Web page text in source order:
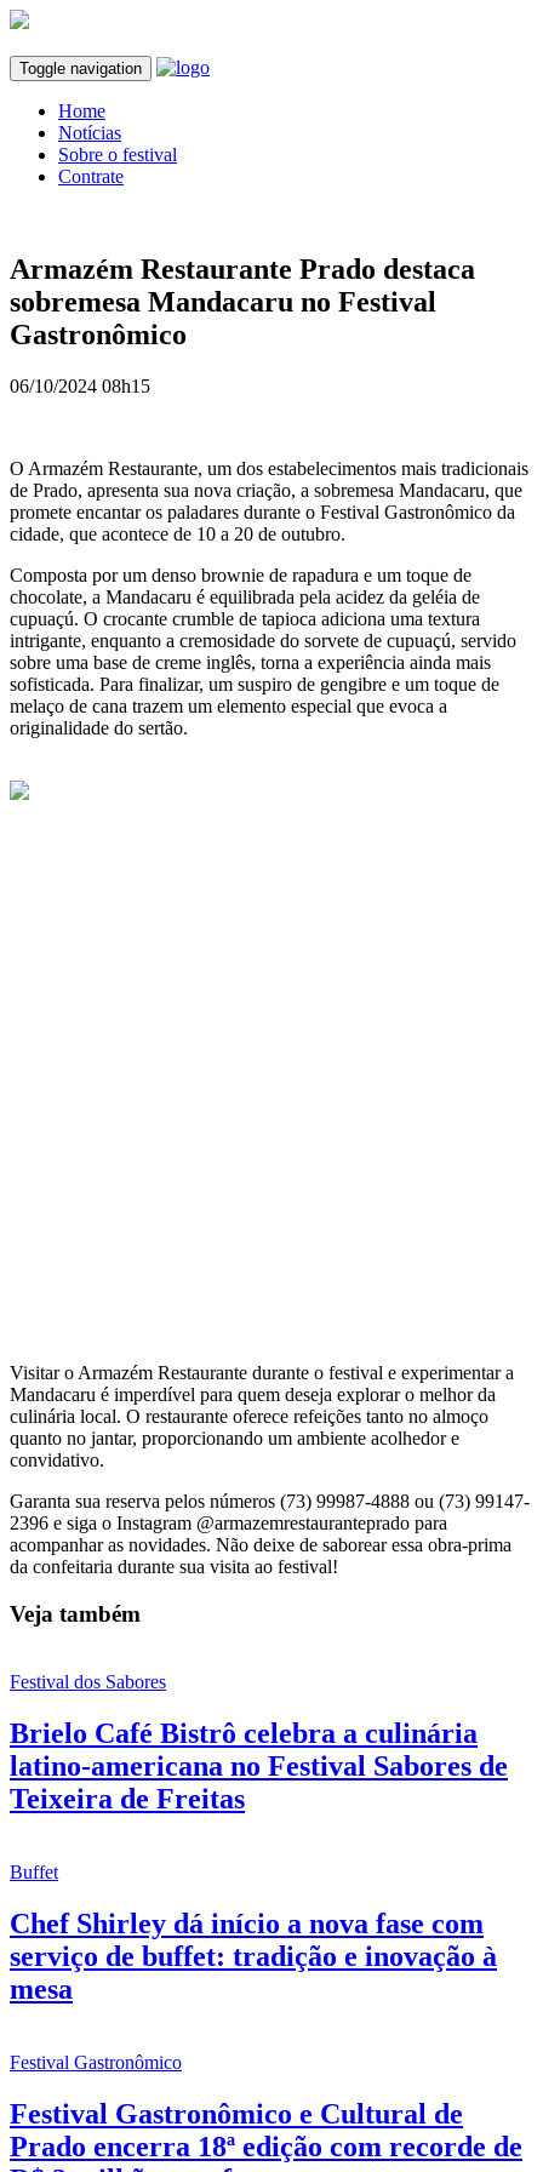
Toggle navigation
Home
Notícias
Sobre o festival
Contrate
Armazém Restaurante Prado destaca
sobremesa Mandacaru no Festival
Gastronômico
06/10/2024 08h15
O Armazém Restaurante, um dos estabelecimentos mais tradicionais
de Prado, apresenta sua nova criação, a sobremesa Mandacaru, que
promete encantar os paladares durante o Festival Gastronômico da
cidade, que acontece de 10 a 20 de outubro.
Composta por um denso brownie de rapadura e um toque de
chocolate, a Mandacaru é equilibrada pela acidez da geléia de
cupuaçú. O crocante crumble de tapioca adiciona uma textura
intrigante, enquanto a cremosidade do sorvete de cupuaçú, servido
sobre uma base de creme inglês, torna a experiência ainda mais
sofisticada. Para finalizar, um suspiro de gengibre e um toque de
melaço de cana trazem um elemento especial que evoca a
originalidade do sertão.
Visitar o Armazém Restaurante durante o festival e experimentar a
Mandacaru é imperdível para quem deseja explorar o melhor da
culinária local. O restaurante oferece refeições tanto no almoço
quanto no jantar, proporcionando um ambiente acolhedor e
convidativo.
Garanta sua reserva pelos números (73) 99987-4888 ou (73) 99147-
2396 e siga o Instagram @armazemrestauranteprado para
acompanhar as novidades. Não deixe de saborear essa obra-prima
da confeitaria durante sua visita ao festival!
Veja também
Festival dos Sabores
Brielo Café Bistrô celebra a culinária
latino-americana no Festival Sabores de
Teixeira de Freitas
Buffet
Chef Shirley dá início a nova fase com
serviço de buffet: tradição e inovação à
mesa
Festival Gastronômico
Festival Gastronômico e Cultural de
Prado encerra 18ª edição com recorde de